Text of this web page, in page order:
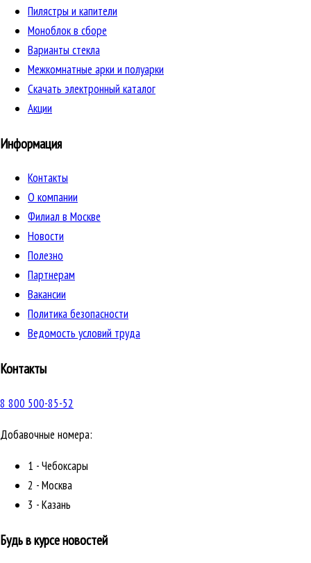
Пилястры и капители
Моноблок в сборе
Варианты стекла
Межкомнатные арки и полуарки
Скачать электронный каталог
Акции
Информация
Контакты
О компании
Филиал в Москве
Новости
Полезно
Партнерам
Вакансии
Политика безопасности
Ведомость условий труда
Контакты
8 800 500-85-52
Добавочные номера:
1 - Чебоксары
2 - Москва
3 - Казань
Будь в курсе новостей